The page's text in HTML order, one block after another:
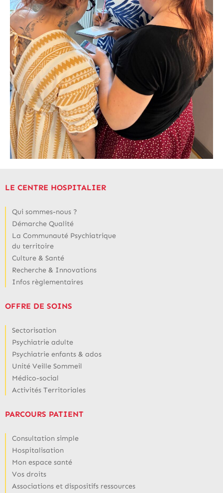
LE CENTRE HOSPITALIER
Qui sommes-nous ?
Démarche Qualité
La Communauté Psychiatrique
du territoire
Culture & Santé
Recherche & Innovations
Infos règlementaires
OFFRE DE SOINS
Sectorisation
Psychiatrie adulte
Psychiatrie enfants & ados
Unité Veille Sommeil
Médico-social
Activités Territoriales
PARCOURS PATIENT
Consultation simple
Hospitalisation
Mon espace santé
Vos droits
Associations et dispositifs ressources